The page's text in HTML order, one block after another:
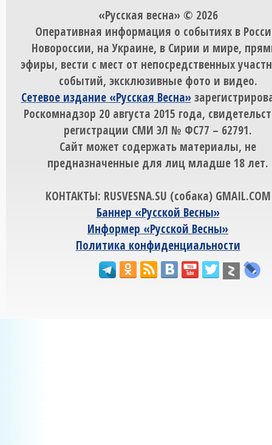
«Русская весна» © 2026
Оперативная информация о событиях в
Новороссии, на Украине, в Сирии и мире,
эфиры, вести с мест от непосредственных
событий, эксклюзивные фото и видео.
Сетевое издание «Русская Весна»
Роскомнадзор 20 августа 2015 года,
регистрации СМИ ЭЛ № ФС77 – 62791.
Сайт может содержать материалы, не
предназначенные для лиц младше 18 лет.
КОНТАКТЫ: RUSVESNA.SU (собака) GMAIL.COM
Баннер «Русской Весны»
Информер «Русской Весны»
Политика конфиденциальности